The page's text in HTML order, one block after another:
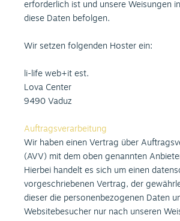
erforderlich ist und unsere Weisungen
diese Daten befolgen.
Wir setzen folgenden Hoster ein:
li-life web+it est.
Lova Center
9490 Vaduz
Auftragsverarbeitung
Wir haben einen Vertrag über
(AVV) mit dem oben genannten
Hierbei handelt es sich um einen
vorgeschriebenen Vertrag, der
dieser die personenbezogenen Daten
Websitebesucher nur nach unseren